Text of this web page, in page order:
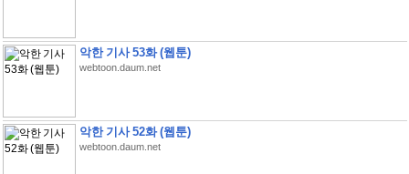
악한 기사 53화 (웹툰)
webtoon.daum.net
악한 기사 52화 (웹툰)
webtoon.daum.net